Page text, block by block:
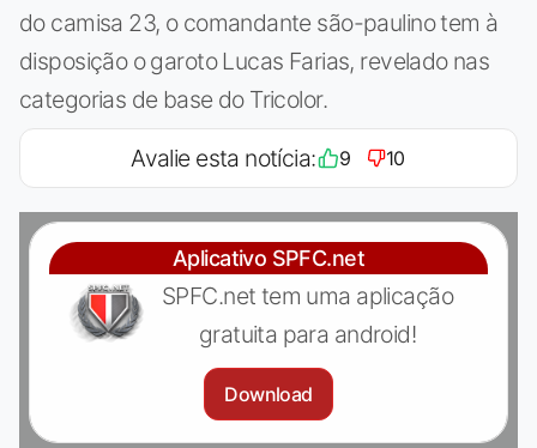
do camisa 23, o comandante são-paulino tem à
disposição o garoto Lucas Farias, revelado nas
categorias de base do Tricolor.
Avalie esta notícia: 9 10
Aplicativo SPFC.net
SPFC.net tem uma aplicação
gratuita para android!
Download